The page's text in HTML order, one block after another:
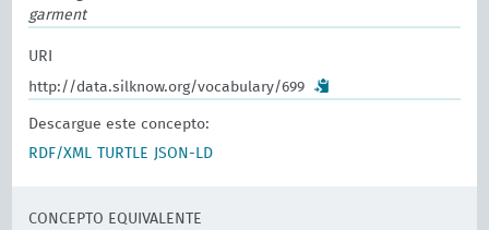
garment
URI
http://data.silknow.org/vocabulary/699
Descargue este concepto:
RDF/XML
TURTLE JSON-LD
CONCEPTO EQUIVALENTE